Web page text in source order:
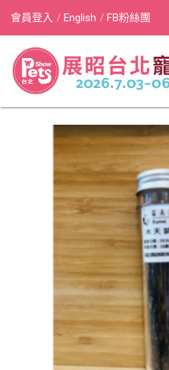
會員登入 English FB粉絲團